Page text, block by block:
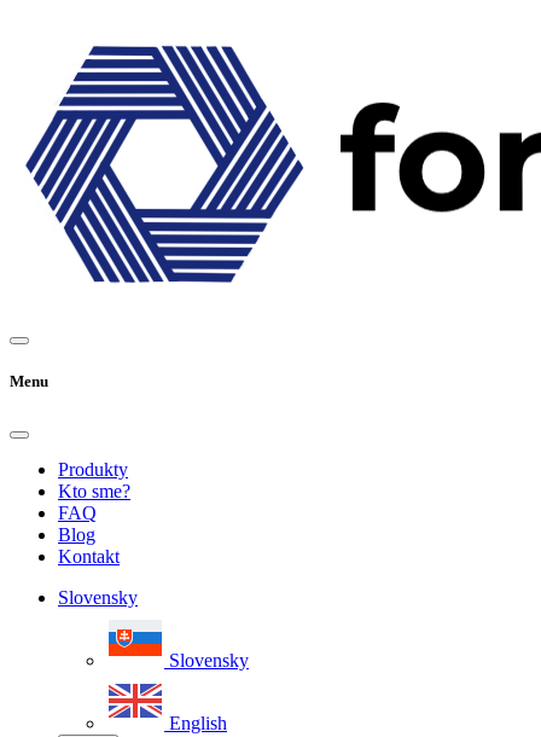
Menu
Produkty
Kto sme?
FAQ
Blog
Kontakt
Slovensky
Slovensky
English